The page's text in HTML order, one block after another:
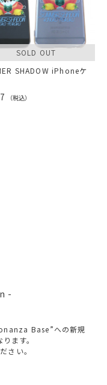
SOLD OUT
SHADOW iPhoneケ
（税込）
-
Base”への新規
ます。
さい。